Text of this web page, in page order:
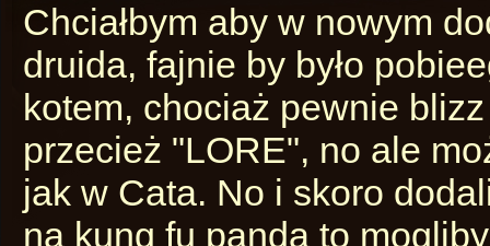
Chciałbym aby w nowym
druida, fajnie by było
kotem, chociaż pewnie
przecież "LORE", no ale
jak w Cata. No i skoro
na kung fu panda to